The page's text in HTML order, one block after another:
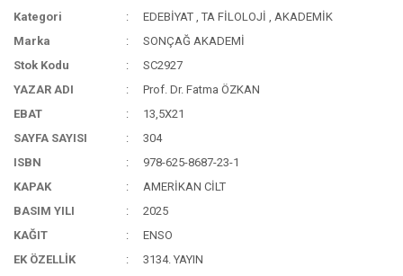
Kategori EDEBİYAT ,TA FİLOLOJİ ,AKADEMİK
Marka
SONÇAĞ AKADEMİ
Stok Kodu
SC2927
YAZAR ADI
Prof. Dr. Fatma ÖZKAN
EBAT
13,5X21
SAYFA SAYISI
304
ISBN
978-625-8687-23-1
KAPAK
AMERİKAN CİLT
BASIM YILI
2025
KAĞIT
ENSO
EK ÖZELLİK
3134. YAYIN